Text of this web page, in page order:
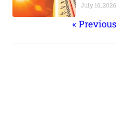
July 16, 2026
« Previous